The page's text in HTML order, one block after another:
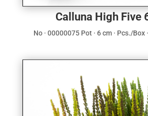
Calluna High Five
No · 00000075 Pot · 6 cm · Pcs./Box